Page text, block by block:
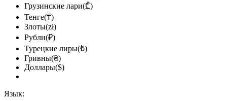
Грузинские лари(₾)
Тенге(₸)
Злоты(zł)
Рубли(₽)
Турецкие лиры(₺)
Гривны(₴)
Доллары($)
Язык: